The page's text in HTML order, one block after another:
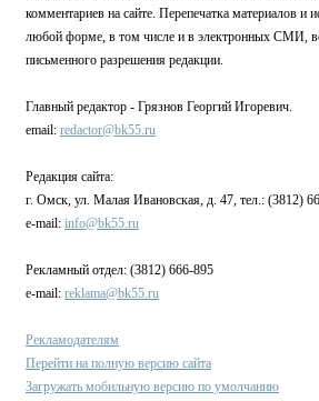
комментариев на сайте. Перепечатка материалов и
любой форме, в том числе и в электронных СМИ,
письменного разрешения редакции.
Главный редактор - Грязнов Георгий Игоревич.
email: redactor@bk55.ru
Редакция сайта:
г. Омск, ул. Малая Ивановская, д. 47, тел.: (3812)
e-mail: info@bk55.ru
Рекламный отдел: (3812) 666-895
e-mail: reklama@bk55.ru
Рекламодателям
Перейти на полную версию сайта
Загружать мобильную версию по умолчанию